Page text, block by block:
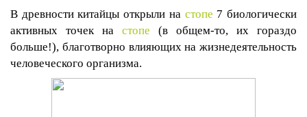
В древности китайцы открыли на стопе 7 биологически
активных точек на стопе (в общем-то, их гораздо
больше!), благотворно влияющих на жизнедеятельность
человеческого организма.